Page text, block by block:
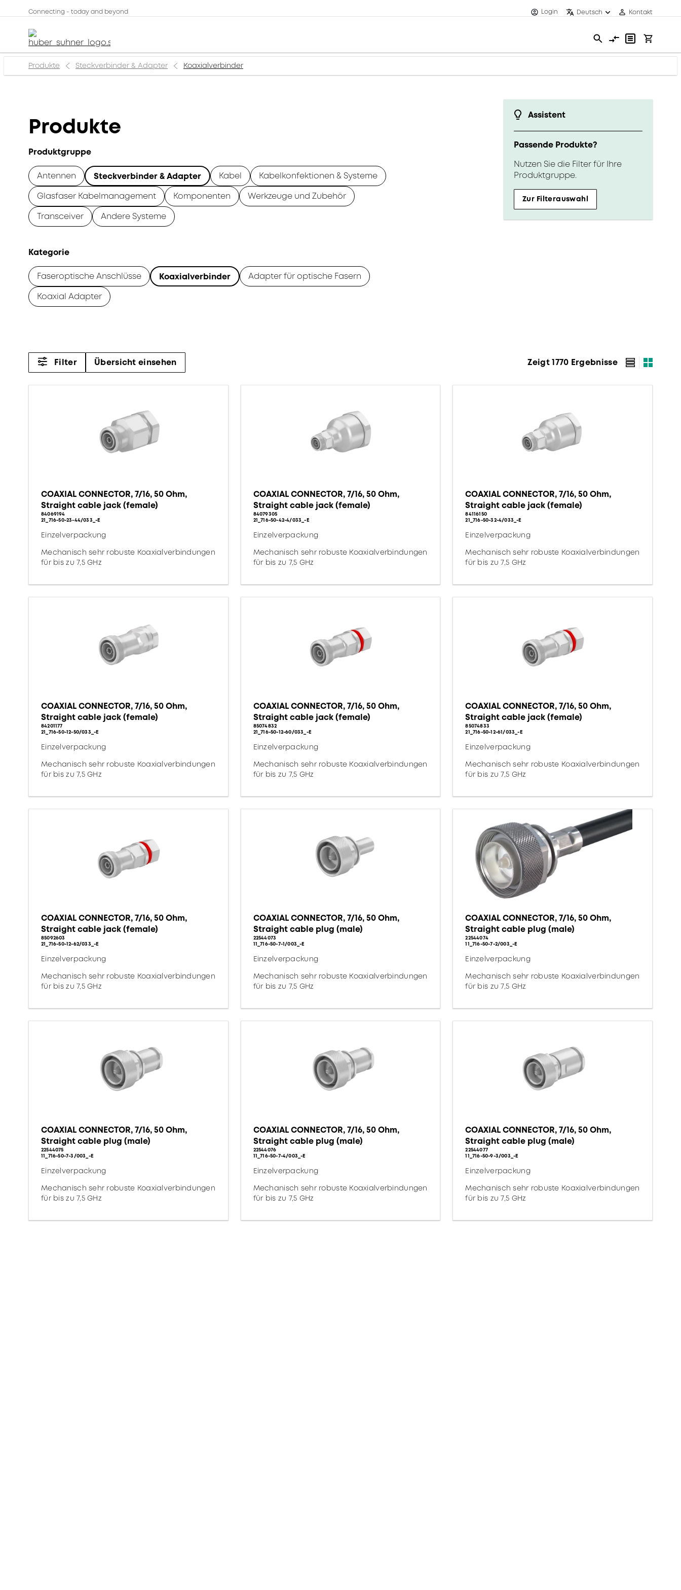
Connecting - today and beyond Login Deutsch Kontakt
Produkte Steckverbinder & Adapter Koaxialverbinder
Assistent
Passende Produkte?
Nutzen Sie die Filter für Ihre
Produktgruppe.
Zur Filterauswahl
Produkte
Produktgruppe
Antennen Steckverbinder & Adapter Kabel
Kabelkonfektionen & Systeme
Glasfaser Kabelmanagement
Komponenten
Werkzeuge und Zubehör
Transceiver
Andere Systeme
Kategorie
Faseroptische Anschlüsse Koaxialverbinder
Adapter für optische Fasern
Koaxial Adapter
Filter Übersicht einsehen Zeigt 1770 Ergebnisse
COAXIAL CONNECTOR, 7/16, 50 Ohm,
Straight cable jack (female)
84069194
21_716-50-23-44/033_-E
Einzelverpackung
Mechanisch sehr robuste Koaxialverbindungen
für bis zu 7,5 GHz
COAXIAL CONNECTOR, 7/16, 50 Ohm,
Straight cable jack (female)
84079305
21_716-50-42-4/033_-E
Einzelverpackung
Mechanisch sehr robuste Koaxialverbindungen
für bis zu 7,5 GHz
COAXIAL CONNECTOR, 7/16, 50 Ohm,
Straight cable jack (female)
84116150
21_716-50-32-4/033_-E
Einzelverpackung
Mechanisch sehr robuste Koaxialverbindungen
für bis zu 7,5 GHz
COAXIAL CONNECTOR, 7/16, 50 Ohm,
Straight cable jack (female)
84201177
21_716-50-12-50/033_-E
Einzelverpackung
Mechanisch sehr robuste Koaxialverbindungen
für bis zu 7,5 GHz
COAXIAL CONNECTOR, 7/16, 50 Ohm,
Straight cable jack (female)
85074832
21_716-50-12-60/033_-E
Einzelverpackung
Mechanisch sehr robuste Koaxialverbindungen
für bis zu 7,5 GHz
COAXIAL CONNECTOR, 7/16, 50 Ohm,
Straight cable jack (female)
85074833
21_716-50-12-61/033_-E
Einzelverpackung
Mechanisch sehr robuste Koaxialverbindungen
für bis zu 7,5 GHz
COAXIAL CONNECTOR, 7/16, 50 Ohm,
Straight cable jack (female)
85092603
21_716-50-12-62/033_-E
Einzelverpackung
Mechanisch sehr robuste Koaxialverbindungen
für bis zu 7,5 GHz
COAXIAL CONNECTOR, 7/16, 50 Ohm,
Straight cable plug (male)
22544073
11_716-50-7-1/003_-E
Einzelverpackung
Mechanisch sehr robuste Koaxialverbindungen
für bis zu 7,5 GHz
COAXIAL CONNECTOR, 7/16, 50 Ohm,
Straight cable plug (male)
22544074
11_716-50-7-2/003_-E
Einzelverpackung
Mechanisch sehr robuste Koaxialverbindungen
für bis zu 7,5 GHz
COAXIAL CONNECTOR, 7/16, 50 Ohm,
Straight cable plug (male)
22544075
11_716-50-7-3/003_-E
Einzelverpackung
Mechanisch sehr robuste Koaxialverbindungen
für bis zu 7,5 GHz
COAXIAL CONNECTOR, 7/16, 50 Ohm,
Straight cable plug (male)
22544076
11_716-50-7-4/003_-E
Einzelverpackung
Mechanisch sehr robuste Koaxialverbindungen
für bis zu 7,5 GHz
COAXIAL CONNECTOR, 7/16, 50 Ohm,
Straight cable plug (male)
22544077
11_716-50-9-3/003_-E
Einzelverpackung
Mechanisch sehr robuste Koaxialverbindungen
für bis zu 7,5 GHz